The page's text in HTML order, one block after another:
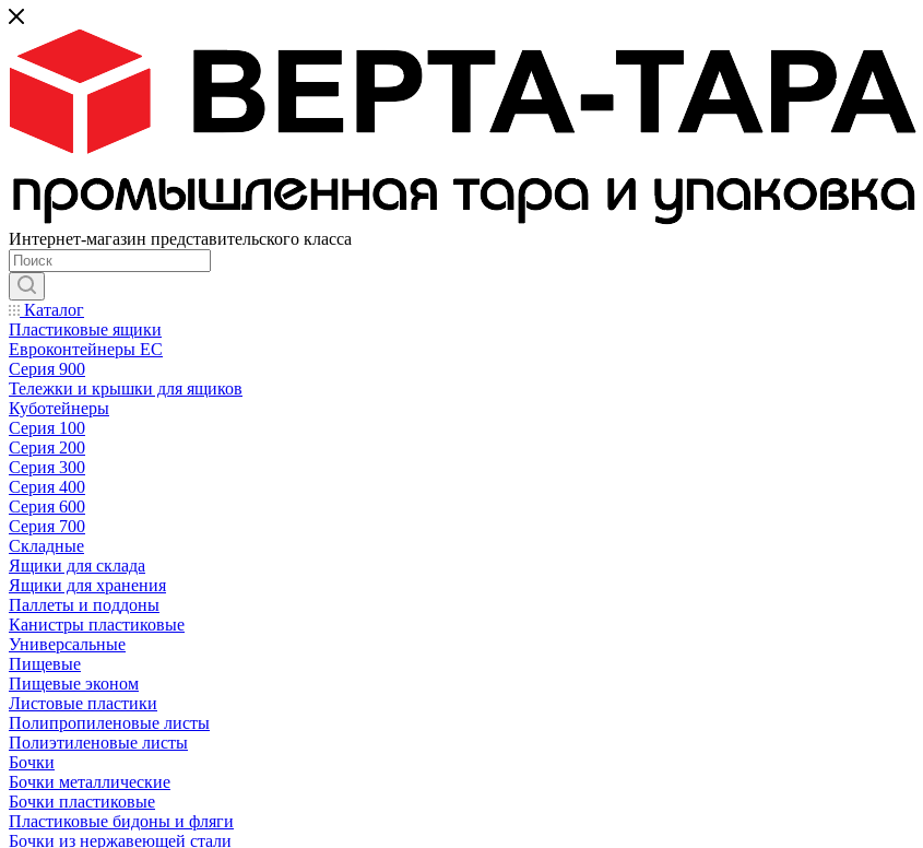
Интернет-магазин представительского класса
Каталог
Пластиковые ящики
Евроконтейнеры ЕС
Серия 900
Тележки и крышки для ящиков
Куботейнеры
Серия 100
Серия 200
Серия 300
Серия 400
Серия 600
Серия 700
Складные
Ящики для склада
Ящики для хранения
Паллеты и поддоны
Канистры пластиковые
Универсальные
Пищевые
Пищевые эконом
Листовые пластики
Полипропиленовые листы
Полиэтиленовые листы
Бочки
Бочки металлические
Бочки пластиковые
Пластиковые бидоны и фляги
Бочки из нержавеющей стали